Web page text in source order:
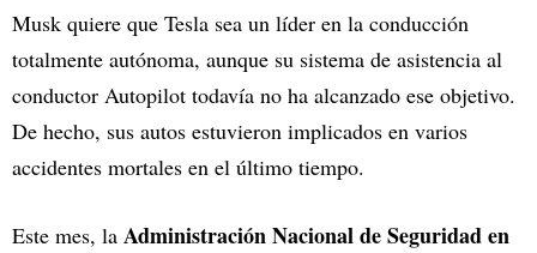
Musk quiere que Tesla sea un líder en la conducción
totalmente autónoma, aunque su sistema de asistencia al
conductor Autopilot todavía no ha alcanzado ese objetivo.
De hecho, sus autos estuvieron implicados en varios
accidentes mortales en el último tiempo.
Este mes, la Administración Nacional de Seguridad en